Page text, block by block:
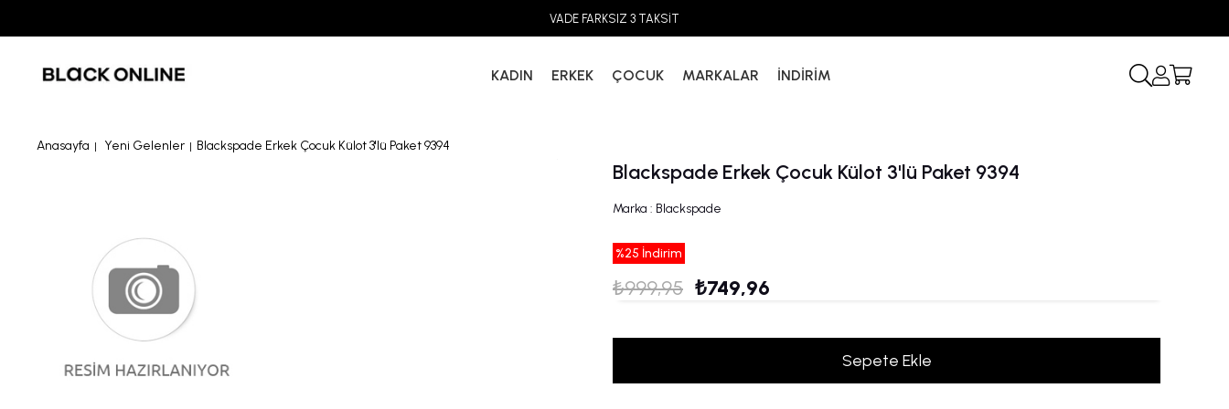
VADE FARKSIZ 3 TAKSİT
KADIN ERKEK ÇOCUK MARKALAR İNDİRİM
Anasayfa Yeni Gelenler Blackspade Erkek Çocuk Külot 3'lü Paket 9394
Blackspade Erkek Çocuk Külot 3'lü Paket 9394
Marka : Blackspade
%25 İndirim
₺999,95 ₺749,96